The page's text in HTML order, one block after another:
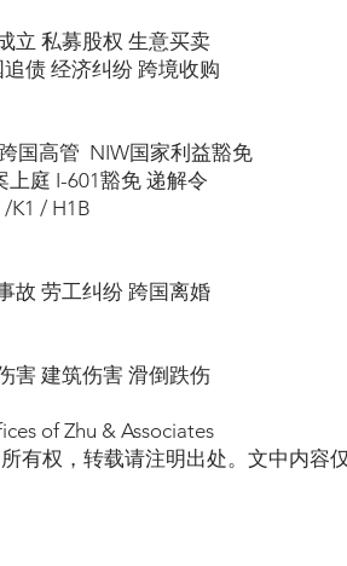
立 私募股权 生意买卖
债 经济纠纷 跨境收购
国高管 NIW国家利益豁免
庭 I-601豁免 递解令
K1 / H1B
故 劳工纠纷 跨国离婚
害 建筑伤害 滑倒跌伤
of Zhu & Associates
有权，转载请注明出处。文中内容